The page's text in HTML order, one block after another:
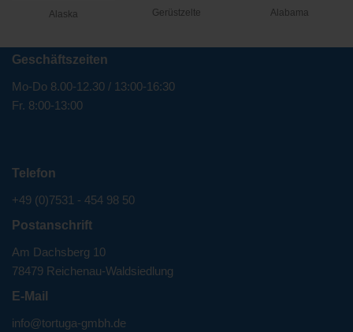
Alaska Gerüstzelte Alabama
Geschäftszeiten
Mo-Do 8.00-12.30 / 13:00-16:30
Fr. 8:00-13:00
Telefon
+49 (0)7531 - 454 98 50
Postanschrift
Am Dachsberg 10
78479 Reichenau-Waldsiedlung
E-Mail
info@tortuga-gmbh.de